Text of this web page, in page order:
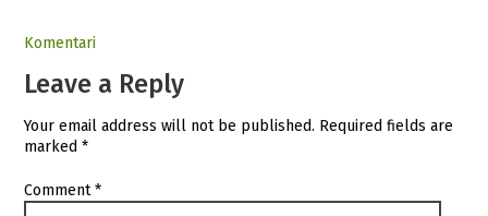
Komentari
Leave a Reply
Your email address will not be published. Required fields are
marked*
Comment*